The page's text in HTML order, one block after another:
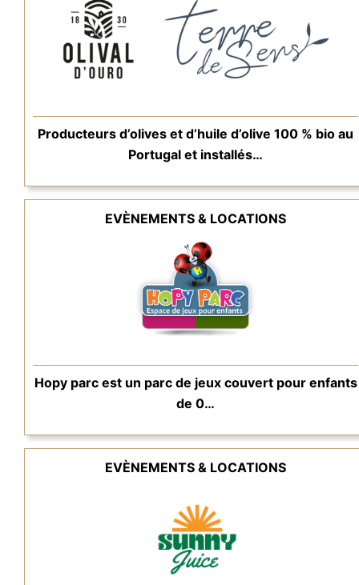
Producteurs d’olives et d’huile d’olive 100 % bio au
Portugal et installés…
EVÈNEMENTS & LOCATIONS
Hopy parc est un parc de jeux couvert pour enfants
de 0…
EVÈNEMENTS & LOCATIONS